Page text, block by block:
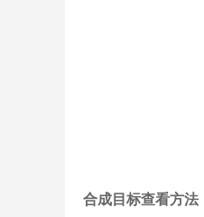
合成目标查看方法